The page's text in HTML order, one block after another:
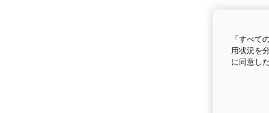
「すべて
用状況を
に同意し